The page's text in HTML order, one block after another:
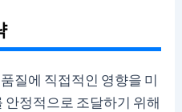
질에 직접적인 영향을 미
안정적으로 조달하기 위해